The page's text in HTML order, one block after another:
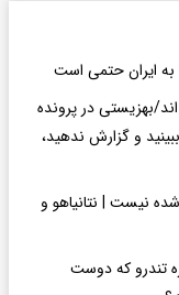
به ایران حتمی است
بهزیستی در پرونده
و گزارش ندهید،
نیست | نتانیاهو و
تندرو که دوست